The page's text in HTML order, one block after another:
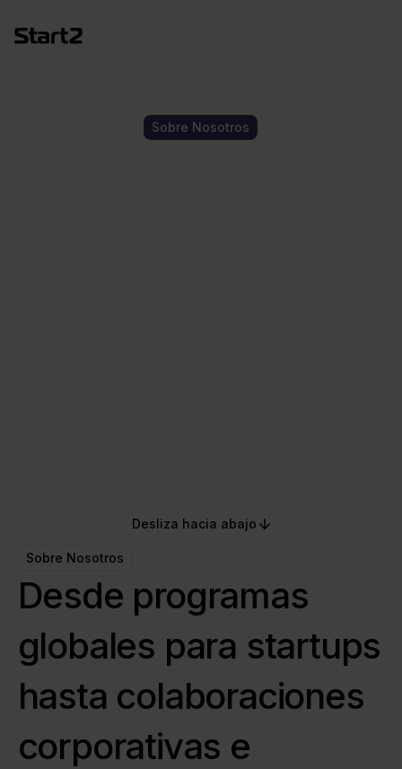
Sobre Nosotros
Desliza hacia abajo
Sobre Nosotros
Desde programas
globales para startups
hasta colaboraciones
corporativas e